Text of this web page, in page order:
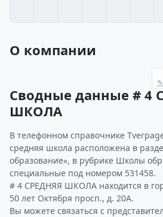
О компании
✎
Сводные данные # 4
ШКОЛА
В телефонном справочнике
средняя школа расположена в
образование», в рубрике Школы
специальные под номером 531458.
# 4 СРЕДНЯЯ ШКОЛА находится в
50 лет Октября просп., д. 20А.
Вы можете связаться с